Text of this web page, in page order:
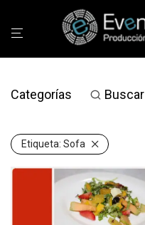
Categorías Buscar
Etiqueta: Sofa